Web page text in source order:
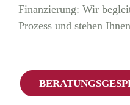
Finanzierung: Wir
Prozess und stehen